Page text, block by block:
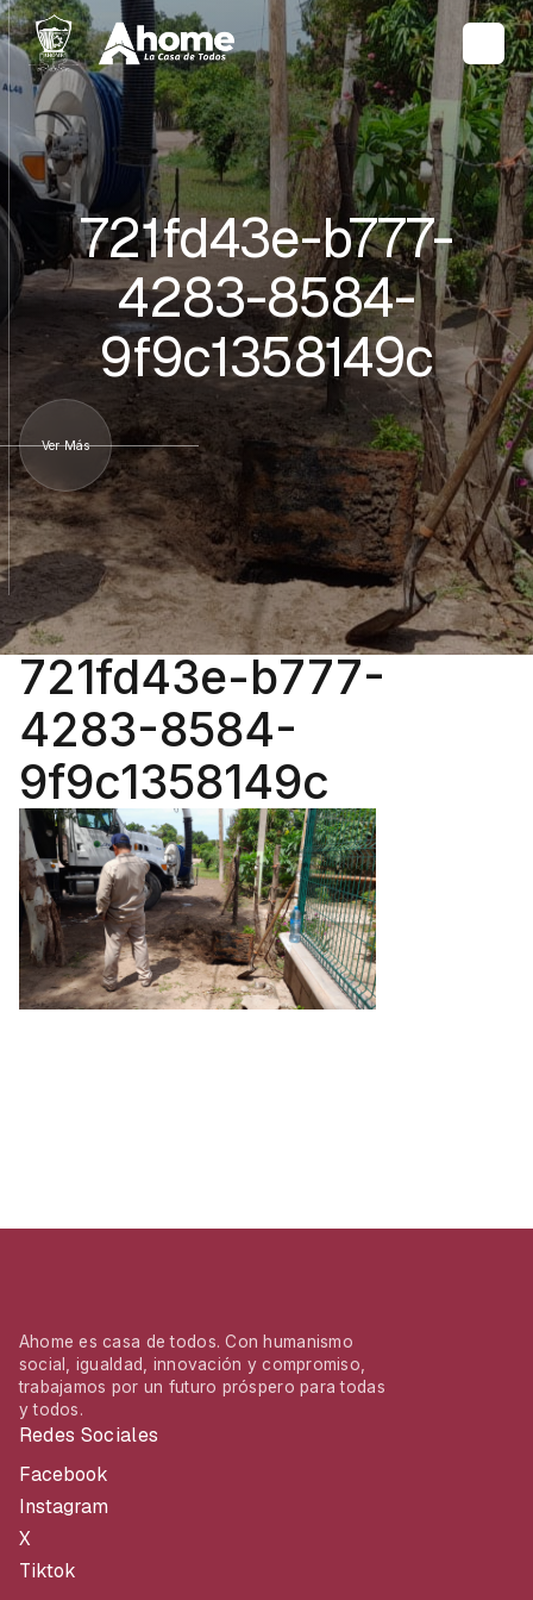
721fd43e-b777-
4283-8584-
9f9c1358149c
Ver Más
721fd43e-b777-
4283-8584-
9f9c1358149c
Ahome es casa de todos. Con humanismo
social, igualdad, innovación y compromiso,
trabajamos por un futuro próspero para todas
y todos.
Redes Sociales
Facebook
Instagram
X
Tiktok